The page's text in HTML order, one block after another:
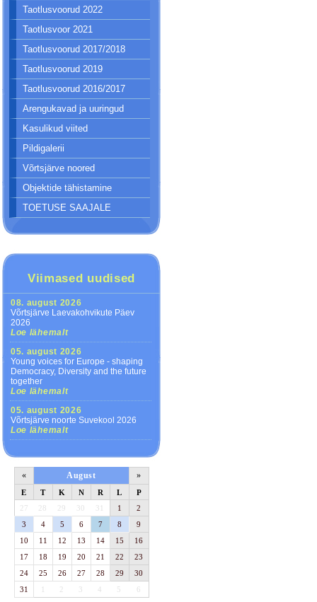
Taotlusvoorud 2022
Taotlusvoor 2021
Taotlusvoorud 2017/2018
Taotlusvoorud 2019
Taotlusvoorud 2016/2017
Arengukavad ja uuringud
Kasulikud viited
Pildigalerii
Võrtsjärve noored
Objektide tähistamine
TOETUSE SAAJALE
Viimased uudised
08. august 2026
Võrtsjärve Laevakohvikute Päev
2026
Loe lähemalt
05. august 2026
Young voices for Europe - shaping
Democracy, Diversity and the future
together
Loe lähemalt
05. august 2026
Võrtsjärve noorte Suvekool 2026
Loe lähemalt
« August »
E T K N R L
P
27
28 29 30 31 1
2
3
4 5 6 7 8
9
10
11 12 13 14 15
16
17
18 19 20 21 22
23
24
25 26 27 28 29
30
31
1 3 4 5 6